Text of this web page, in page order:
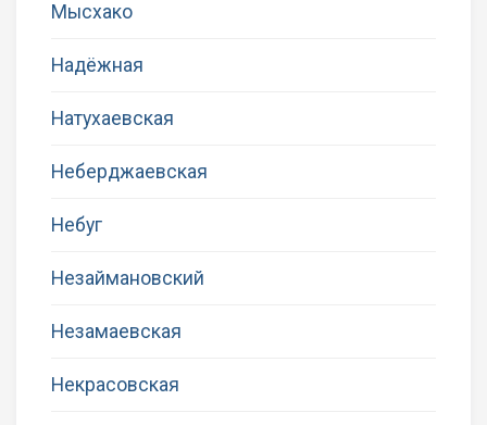
Мысхако
Надёжная
Натухаевская
Неберджаевская
Небуг
Незаймановский
Незамаевская
Некрасовская